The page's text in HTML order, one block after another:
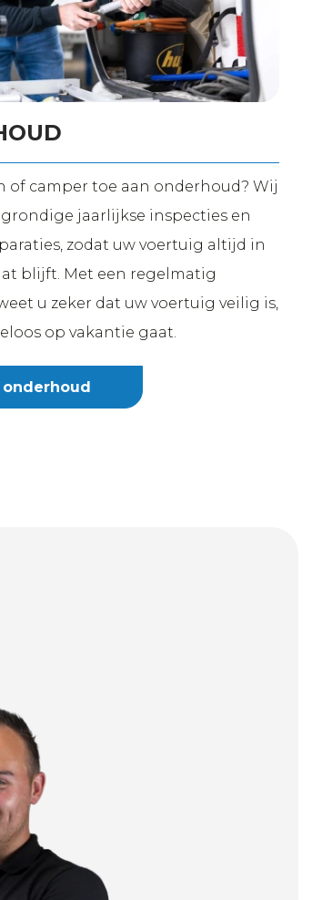
of camper toe aan onderhoud? Wij
jaarlijkse inspecties en
zodat uw voertuig altijd in
blijft. Met een regelmatig
u zeker dat uw voertuig veilig is,
op vakantie gaat.